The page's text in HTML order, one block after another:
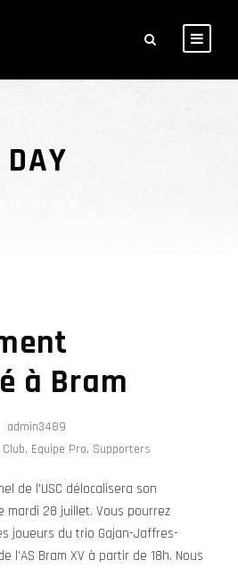
DAY
à Bram
admin3489
Club, Equipe Pro, Supporters
de l’USC délocalisera son
mardi 28 juillet. Vous pourrez
joueurs du trio Gajan-Jaffres-
l’AS Bram XV à partir de 18h. Nous